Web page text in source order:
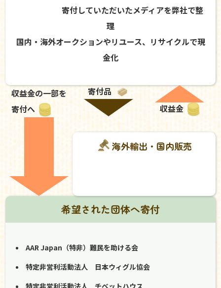
寄付していただいたメディアを弊社で整
理
国内・海外オークションやリユース、リサイクルで現
金化
収益金の一部を
寄付へ
寄付品
収益金
海外輸出・国内販売
希望された団体へ寄付
AAR Japan（特非）難民を助ける会
特定非営利活動法人 日本ウィグル協会
特定非営利活動法人 チベットハウス